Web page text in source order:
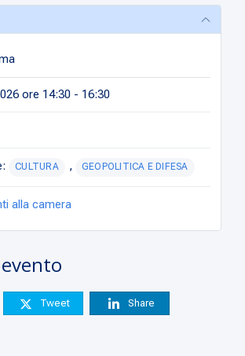
ore 14:30 - 16:30
CULTURA , GEOPOLITICA E DIFESA
alla camera
Tweet Share